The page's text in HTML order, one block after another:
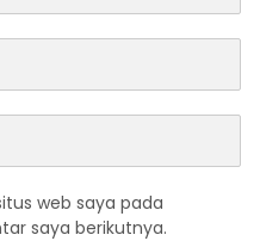
web saya pada
saya berikutnya.